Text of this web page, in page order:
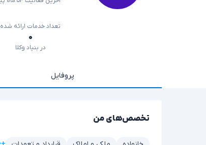
تعداد خدمات ارائه شده
۰
در بنیاد وکلا
پروفایل
تخصص‌های من